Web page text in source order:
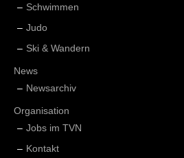
Schwimmen
Judo
Ski & Wandern
News
Newsarchiv
Organisation
Jobs im TVN
Kontakt